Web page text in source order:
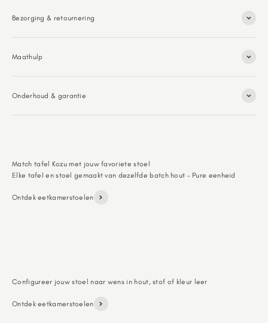
Bezorging & retournering
Maathulp
Onderhoud & garantie
Elke tafel en stoel gemaakt van dezelfde batch hout - Pure eenheid
Ontdek eetkamerstoelen
Ontdek eetkamerstoelen